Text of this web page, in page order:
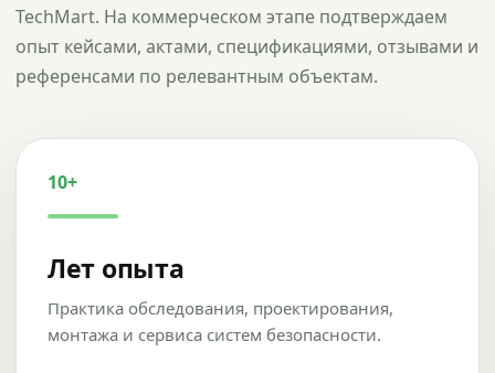
TechMart. На коммерческом этапе подтверждаем
опыт кейсами, актами, спецификациями, отзывами и
референсами по релевантным объектам.
10+
Лет опыта
Практика обследования, проектирования,
монтажа и сервиса систем безопасности.